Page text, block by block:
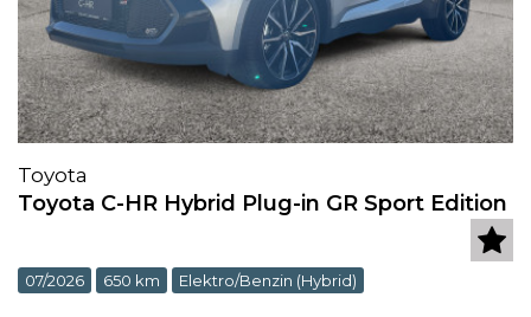
Toyota
Toyota C-HR Hybrid Plug-in GR Sport Edition
07/2026 650 km Elektro/Benzin (Hybrid)